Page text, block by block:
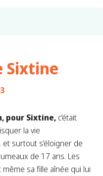
Sixtine
pour Sixtine, c’était
la vie
surtout s’éloigner de
de 17 ans. Les
sa fille aînée qui lui